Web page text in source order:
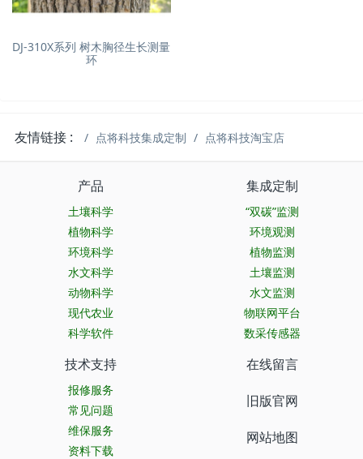
DJ-310X系列 树木胸径生长测量
环
友情链接 : 点将科技集成定制 点将科技淘宝店
产品
土壤科学
植物科学
环境科学
水文科学
动物科学
现代农业
科学软件
集成定制
“双碳”监测
环境观测
植物监测
土壤监测
水文监测
物联网平台
数采传感器
技术支持
报修服务
常见问题
维保服务
资料下载
在线留言
旧版官网
网站地图